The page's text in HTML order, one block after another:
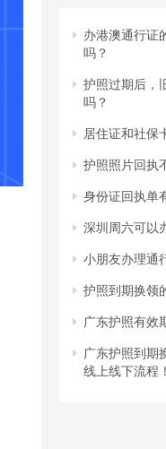
办港澳通行证
吗？
护照过期后，
吗？
居住证和社保
护照照片回执
身份证回执单
深圳周六可以
小朋友办理通
护照到期换领
广东护照有效
广东护照到期
线上线下流程！